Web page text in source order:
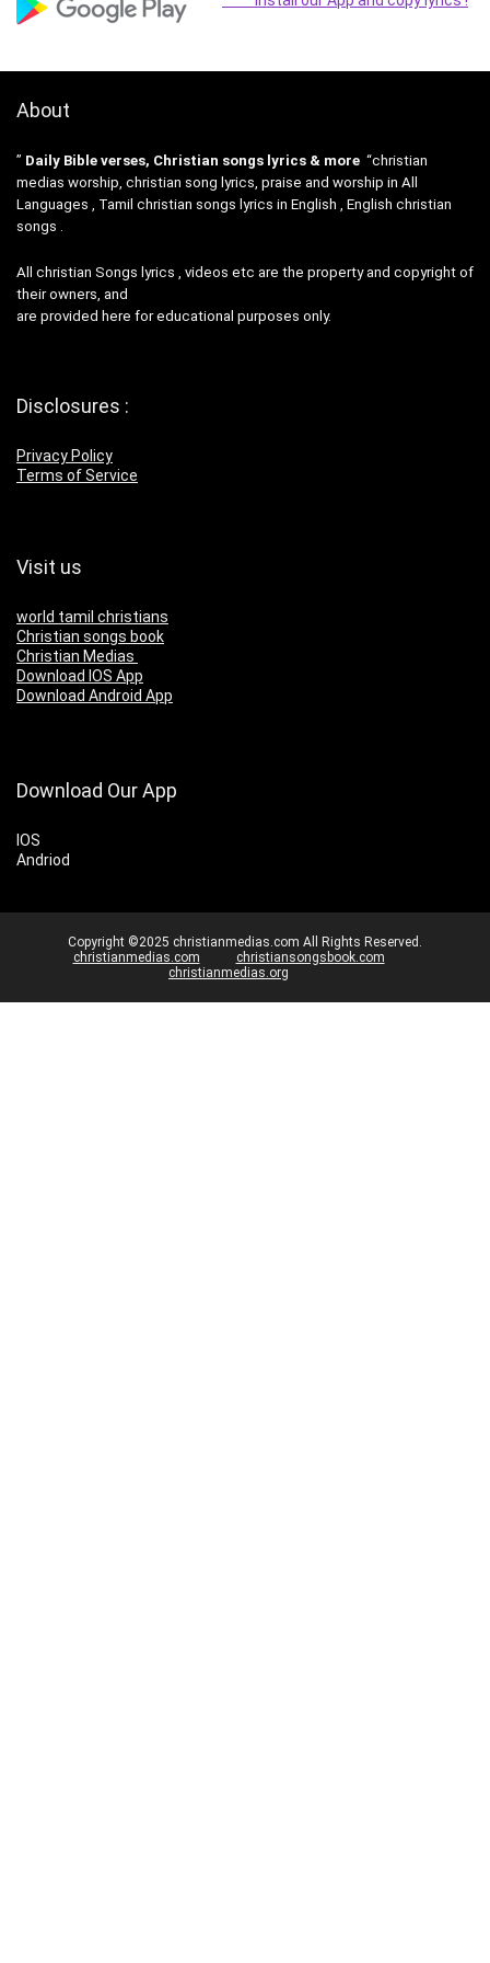
About
” Daily Bible verses, Christian songs lyrics & more “christian
medias worship, christian song lyrics, praise and worship in All
Languages , Tamil christian songs lyrics in English , English christian
songs .
All christian Songs lyrics , videos etc are the property and copyright of
their owners, and
are provided here for educational purposes only.
Disclosures :
Privacy Policy
Terms of Service
Visit us
world tamil christians
Christian songs book
Christian Medias
Download IOS App
Download Android App
Download Our App
IOS
Andriod
Copyright ©2025 christianmedias.com All Rights Reserved.
christianmedias.com
christiansongsbook.com
christianmedias.org